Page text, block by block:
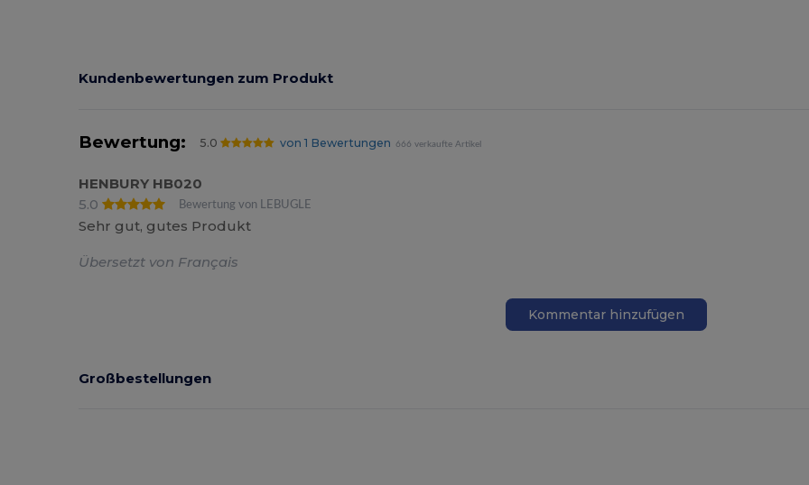
Kundenbewertungen zum Produkt
Bewertung: 5.0 von 1 Bewertungen 666 verkaufte Artikel
HENBURY HB020
5.0
Bewertung von LEBUGLE
Sehr gut, gutes Produkt
Übersetzt von Français
Kommentar hinzufügen
Großbestellungen